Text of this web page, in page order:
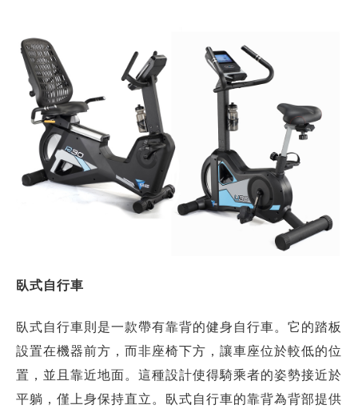
臥式自行車
臥式自行車則是一款帶有靠背的健身自行車。它的踏板
設置在機器前方，而非座椅下方，讓車座位於較低的位
置，並且靠近地面。這種設計使得騎乘者的姿勢接近於
平躺，僅上身保持直立。臥式自行車的靠背為背部提供